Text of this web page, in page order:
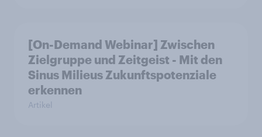
[On-Demand Webinar] Zwischen
Zielgruppe und Zeitgeist - Mit den
Sinus Milieus Zukunftspotenziale
erkennen
Artikel